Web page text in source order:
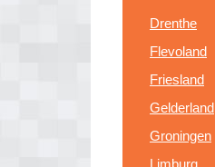
Drenthe
Flevoland
Friesland
Gelderland
Groningen
Limburg